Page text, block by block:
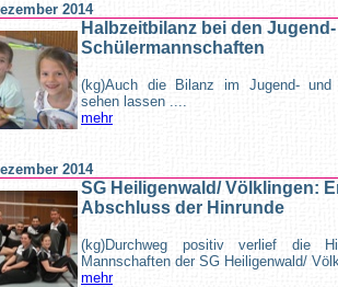
2014
Halbzeitbilanz bei den
Schülermannschaften
(kg)Auch die Bilanz im Jugend- und
sehen lassen ....
mehr
2014
SG Heiligenwald/ Völklingen:
Abschluss der Hinrunde
(kg)Durchweg positiv verlief die
Mannschaften der SG Heiligenwald/
mehr